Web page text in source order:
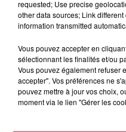
6 août 2026
Tags
6 août 2026
Au zoo
requested; Use precise
other data sources; Link
information transmitted
Vous pouvez accepter en
sélectionnant les finalités et/ou
Vous pouvez également refuser
accepter". Vos préférences ne
pouvez mettre à jour vos choix,
moment via le lien "Gérer les